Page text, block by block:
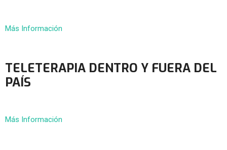
Más Información
TELETERAPIA DENTRO Y FUERA DEL
PAÍS
Más Información